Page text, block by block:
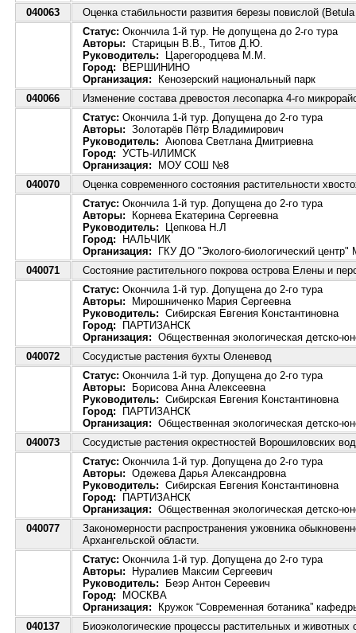
040063
Оценка стабильности развития березы повислой
Статус: Окончила 1-й тур. Не допущена до 2-го тура
Авторы: Старицын В.В., Титов Д.Ю.
Руководитель: Царегородцева М.М.
Город: ВЕРШИНИНО
Организация: Кенозерский национальный парк
040066
Изменение состава древостоя лесопарка 4-го
Статус: Окончила 1-й тур. Допущена до 2-го тура
Авторы: Золотарёв Пётр Владимирович
Руководитель: Аюпова Светлана Дмитриевна
Город: УСТЬ-ИЛИМСК
Организация: МОУ СОШ №8
040070
Оценка современного состояния растительности
Статус: Окончила 1-й тур. Допущена до 2-го тура
Авторы: Корнева Екатерина Сергеевна
Руководитель: Цепкова Н.Л
Город: НАЛЬЧИК
Организация: ГКУ ДО "Эколого-биологический
040071
Состояние растительного покрова острова Елены и
Статус: Окончила 1-й тур. Допущена до 2-го тура
Авторы: Мирошниченко Мария Cергеевна
Руководитель: Сибирская Евгения Константиновна
Город: ПАРТИЗАНСК
Организация: Общественная экологическая детско-
040072
Сосудистые растения бухты Оленевод
Статус: Окончила 1-й тур. Допущена до 2-го тура
Авторы: Борисова Анна Алексеевна
Руководитель: Сибирская Евгения Константиновна
Город: ПАРТИЗАНСК
Организация: Общественная экологическая детско-
040073
Сосудистые растения окрестностей Ворошиловских
Статус: Окончила 1-й тур. Допущена до 2-го тура
Авторы: Одежева Дарья Александровна
Руководитель: Сибирская Евгения Константиновна
Город: ПАРТИЗАНСК
Организация: Общественная экологическая детско-
040077
Закономерности распространения ужовника
Архангельской области.
Статус: Окончила 1-й тур. Допущена до 2-го тура
Авторы: Нуралиев Максим Сергеевич
Руководитель: Беэр Антон Сереевич
Город: МОСКВА
Организация: Кружок “Современная ботаника”
040137
Биоэкологические процессы растительных и животных